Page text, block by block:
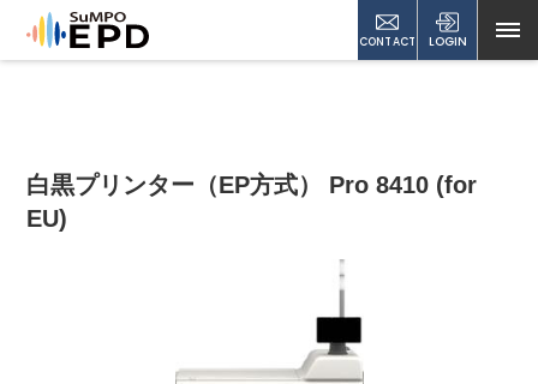
CONTACT LOGIN
白黒プリンター（EP方式） Pro 8410 (for
EU)